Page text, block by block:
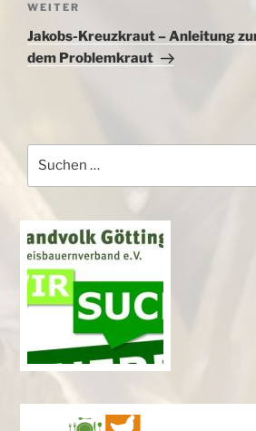
Nächster
Beitrag
WEITER
Jakobs-Kreuzkraut – Anleitung
dem Problemkraut
nach: